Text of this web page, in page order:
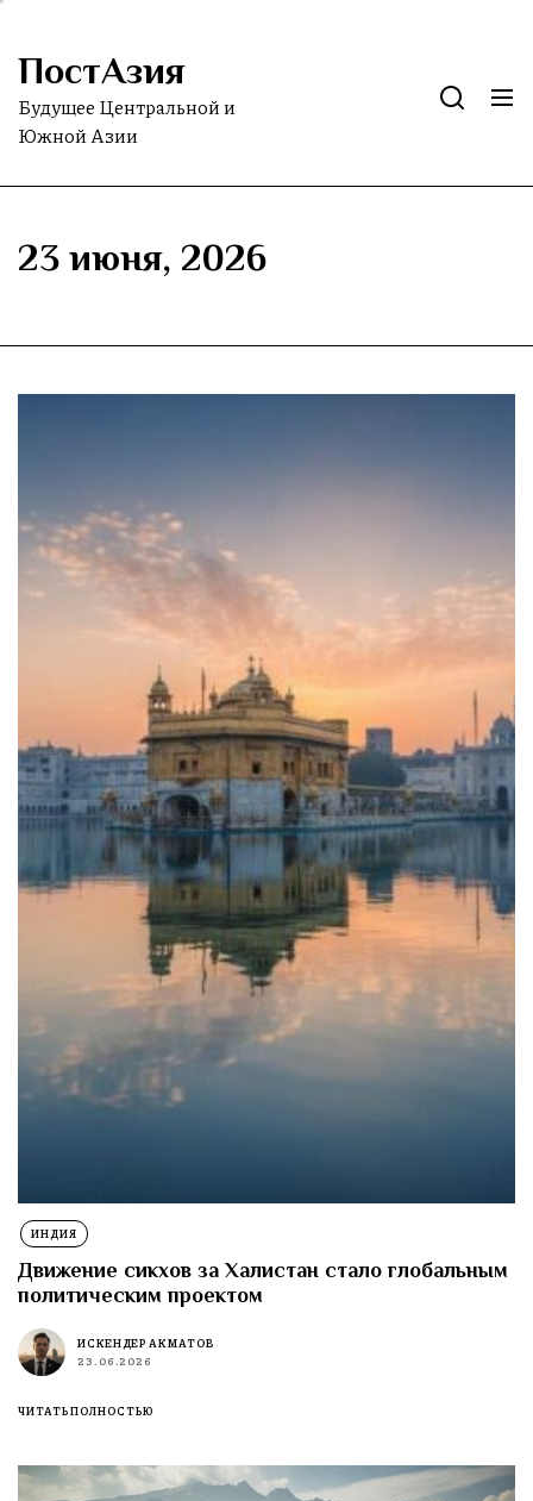
Skip
the
content
ПостАзия
Будущее Центральной и
Южной Азии
23 июня, 2026
ИНДИЯ
Движение сикхов за Халистан стало глобальным
политическим проектом
ИСКЕНДЕР АКМАТОВ
23.06.2026
ЧИТАТЬ ПОЛНОСТЬЮ